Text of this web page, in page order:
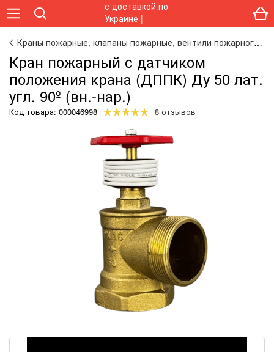
Краны пожарные, клапаны пожарные, вентили пожарного крана
Кран пожарный с датчиком
положения крана (ДППК) Ду 50 лат.
угл. 90º (вн.-нар.)
Код товара: 000046998 8 отзывов